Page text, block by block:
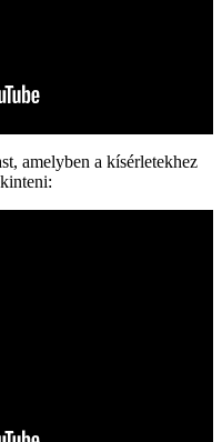
amelyben a kísérletekhez